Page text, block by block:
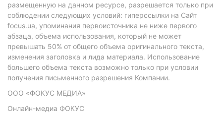
размещенную на данном ресурсе, разрешается только при
соблюдении следующих условий: гиперссылки на Сайт
focus.ua, упоминания первоисточника не ниже первого
абзаца, объема использования, который не может
превышать 50% от общего объема оригинального текста,
изменения заголовка и лида материала. Использование
большего объема текста возможно только при условии
получения письменного разрешения Компании.
ООО «ФОКУС МЕДИА»
Онлайн-медиа ФОКУС